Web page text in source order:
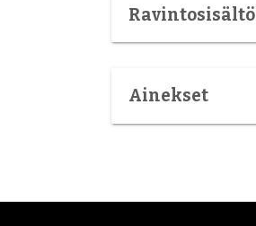
Ravintosisältö
Ainekset